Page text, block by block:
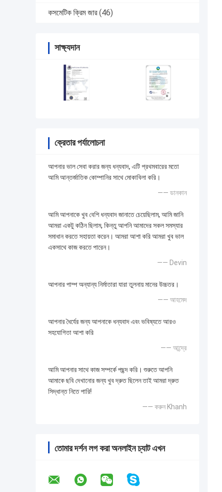
কসমেটিক ক্রিম জার (46)
সাক্ষ্যদান
ক্রেতার পর্যালোচনা
আপনার ভাল সেবা করার জন্য ধন্যবাদ, এটি প্রথমবারের মতো
আমি আন্তর্জাতিক কোম্পানির সাথে মোকাবিলা করি।
—— ডানকান
আমি আপনাকে খুব বেশি ধন্যবাদ জানাতে চেয়েছিলাম, আমি জানি
আমরা একটু কঠিন ছিলাম, কিন্তু আপনি আমাদের সকল সমস্যার
সমাধান করতে সহায়তা করেন। আমরা আশা করি আমরা খুব ভাল
একসাথে কাজ করতে পারেন।
—— Devin
আপনার পাম্প অন্যান্য নির্মাতারা যারা তুলনায় মানের উচ্চতর।
—— আহমেদ
আপনার ধৈর্যের জন্য আপনাকে ধন্যবাদ এবং ভবিষ্যতে আরও
সহযোগিতা আশা করি
—— আন্দ্রে
আমি আপনার সাথে কাজ সম্পর্কে পছন্দ করি। শুরুতে আপনি
আমাকে ছবি দেখানোর জন্য খুব দ্রুত ছিলেন তাই আমরা দ্রুত
সিদ্ধান্ত নিতে পারি!
—— করুন Khanh
তোমার দর্শন লগ করা অনলাইন চ্যাট এখন